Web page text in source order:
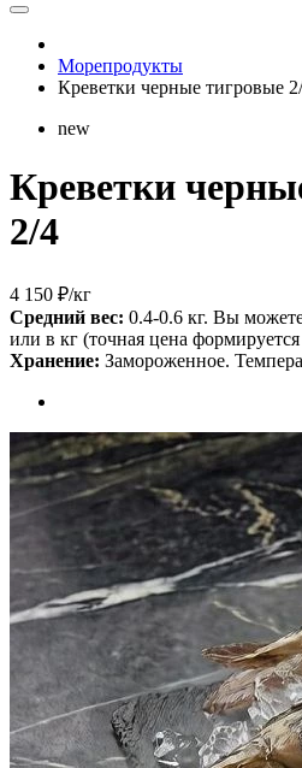
Морепродукты
Креветки черные тигровые
new
Креветки
2/4
4 150 ₽/кг
Средний вес: 0.4-0.6 кг. Вы
или в кг (точная цена формируется
Хранение: Замороженное.